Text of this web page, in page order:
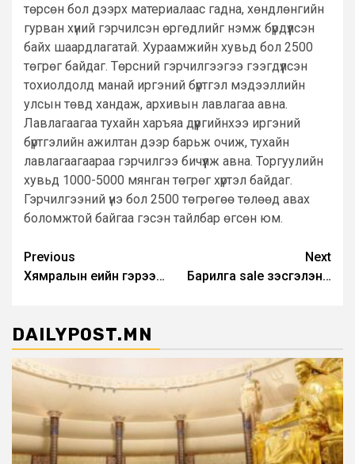
төрсөн бол дээрх материалаас гадна, хөндлөнгийн
гурван хүний гэрчилсэн өргөдлийг нэмж бүрдүүлсэн
байх шаардлагатай. Хураамжийн хувьд бол 2500
төгрөг байдаг. Төрсний гэрчилгээгээ гээгдүүлсэн
тохиолдолд манай иргэний бүртгэл мэдээллийн
улсын төвд хандаж, архивын лавлагаа авна.
Лавлагаагаа тухайн харъяа дүүргийнхээ иргэний
бүртгэлийн ажилтан дээр барьж очиж, тухайн
лавлагаагаараа гэрчилгээ бичүүлж авна. Торгуулийн
хувьд 1000-5000 мянган төгрөг хүртэл байдаг.
Гэрчилгээний үнэ бол 2500 төгрөгөө төлөөд авах
боломжтой байгаа гэсэн тайлбар өгсөн юм.
Post
navigation
Previous
Хямралын үеийн гэрээ…
Next
Барилга sale үзэсгэлэн…
DAILYPOST.MN